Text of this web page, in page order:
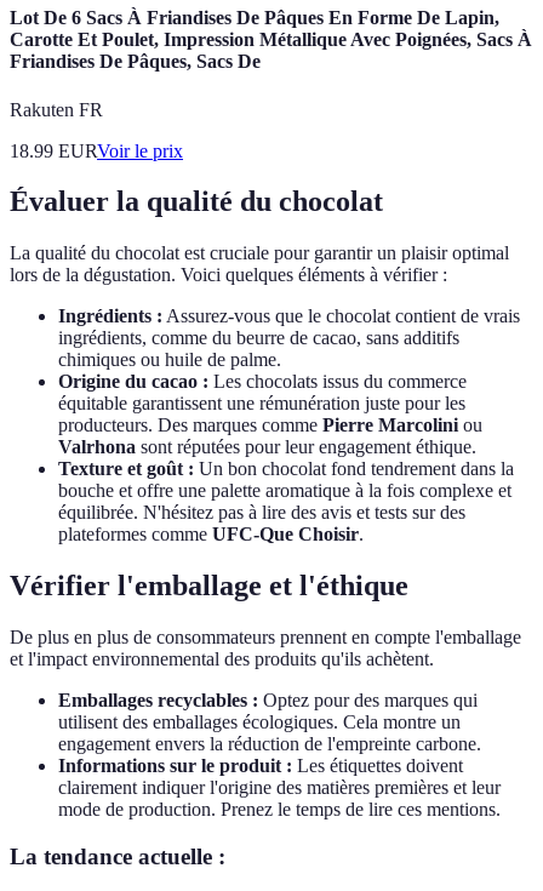
Lot De 6 Sacs À Friandises De Pâques En Forme De Lapin,
Carotte Et Poulet, Impression Métallique Avec Poignées, Sacs À
Friandises De Pâques, Sacs De
Rakuten FR
18.99 EURVoir le prix
Évaluer la qualité du chocolat
La qualité du chocolat est cruciale pour garantir un plaisir optimal
lors de la dégustation. Voici quelques éléments à vérifier :
Ingrédients : Assurez-vous que le chocolat contient de vrais
ingrédients, comme du beurre de cacao, sans additifs
chimiques ou huile de palme.
Origine du cacao : Les chocolats issus du commerce
équitable garantissent une rémunération juste pour les
producteurs. Des marques comme Pierre Marcolini ou
Valrhona sont réputées pour leur engagement éthique.
Texture et goût : Un bon chocolat fond tendrement dans la
bouche et offre une palette aromatique à la fois complexe et
équilibrée. N'hésitez pas à lire des avis et tests sur des
plateformes comme UFC-Que Choisir.
Vérifier l'emballage et l'éthique
De plus en plus de consommateurs prennent en compte l'emballage
et l'impact environnemental des produits qu'ils achètent.
Emballages recyclables : Optez pour des marques qui
utilisent des emballages écologiques. Cela montre un
engagement envers la réduction de l'empreinte carbone.
Informations sur le produit : Les étiquettes doivent
clairement indiquer l'origine des matières premières et leur
mode de production. Prenez le temps de lire ces mentions.
La tendance actuelle :